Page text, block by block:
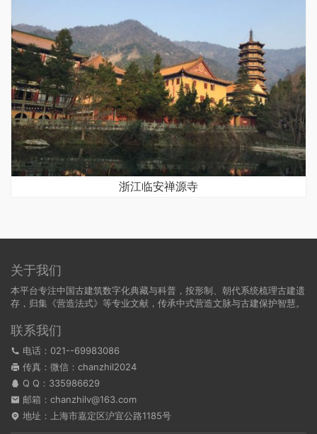
浙江临安禅源寺
关于我们
本平台专注中国古建筑数字化典藏与科普，按形制、朝代系统梳理古建遗
存，归集《营造法式》等专业文献，传承中式营造文脉与古建保护智慧。
联系我们
电话：021--69983086
传真：微信：chanzhil2024
Q Q： 335986629
邮箱：chanzhilv@163.com
地址：上海市嘉定区沪宜公路1185号